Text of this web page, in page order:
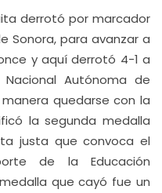
derrotó por marcador
Sonora, para avanzar a
y aquí derrotó 4-1 a
Autónoma de
quedarse con la
la segunda medalla
justa que convoca el
de la Educación
que cayó fue un